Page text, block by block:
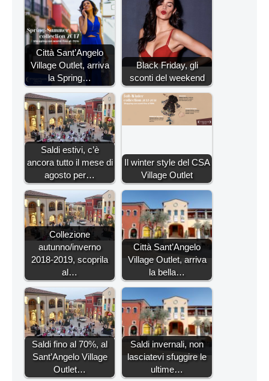
Città Sant’Angelo
Village Outlet, arriva
la Spring…
Black Friday, gli
sconti del weekend
Saldi estivi, c’è
ancora tutto il mese di
agosto per…
Il winter style del CSA
Village Outlet
Collezione
autunno/inverno
2018-2019, scoprila
al…
Città Sant’Angelo
Village Outlet, arriva
la bella…
Saldi fino al 70%, al
Sant’Angelo Village
Outlet…
Saldi invernali, non
lasciatevi sfuggire le
ultime…